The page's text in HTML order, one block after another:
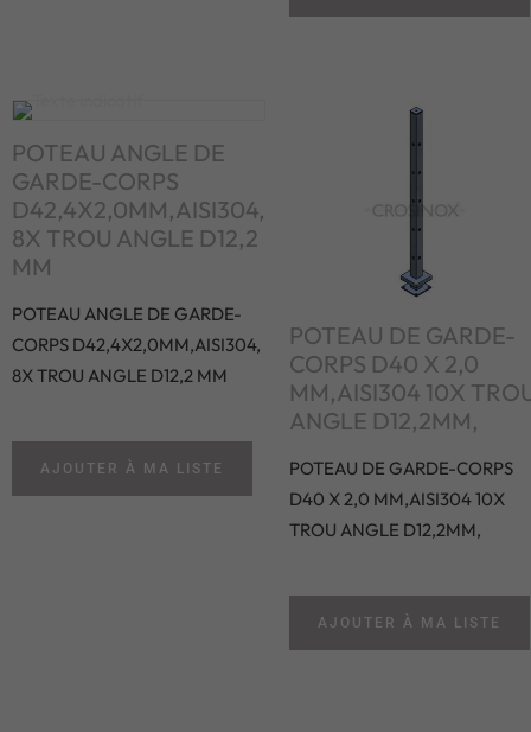
POTEAU ANGLE DE
GARDE-CORPS
D42,4X2,0MM,AISI304,
8X TROU ANGLE D12,2
MM
POTEAU ANGLE DE GARDE-
CORPS D42,4X2,0MM,AISI304,
8X TROU ANGLE D12,2 MM
AJOUTER À MA LISTE
POTEAU DE GARDE-
CORPS D40 X 2,0
MM,AISI304 10X
ANGLE D12,2MM,
POTEAU DE GARDE-CORPS
D40 X 2,0 MM,AISI304 10X
TROU ANGLE D12,2MM,
AJOUTER À MA LISTE